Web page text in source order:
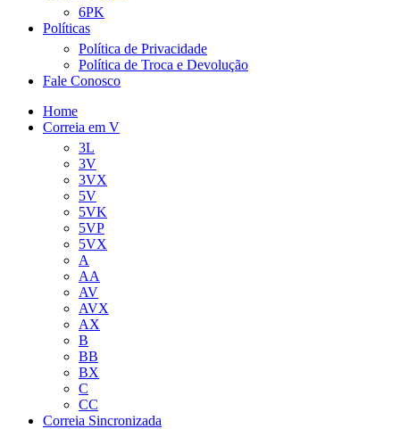
6PK
Políticas
Política de Privacidade
Política de Troca e Devolução
Fale Conosco
Home
Correia em V
3L
3V
3VX
5V
5VK
5VP
5VX
A
AA
AV
AVX
AX
B
BB
BX
C
CC
Correia Sincronizada